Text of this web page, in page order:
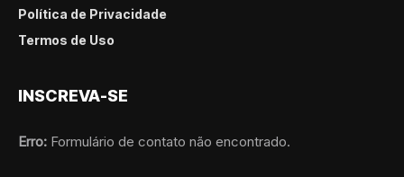
Política de Privacidade
Termos de Uso
INSCREVA-SE
Erro: Formulário de contato não encontrado.